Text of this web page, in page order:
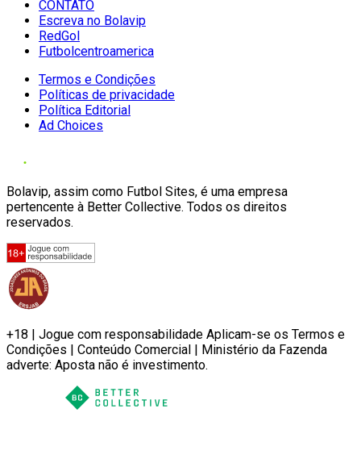
CONTATO
Escreva no Bolavip
RedGol
Futbolcentroamerica
Termos e Condições
Políticas de privacidade
Política Editorial
Ad Choices
Bolavip, assim como Futbol Sites, é uma empresa
pertencente à Better Collective. Todos os direitos
reservados.
+18 | Jogue com responsabilidade Aplicam-se os Termos e
Condições | Conteúdo Comercial | Ministério da Fazenda
adverte: Aposta não é investimento.